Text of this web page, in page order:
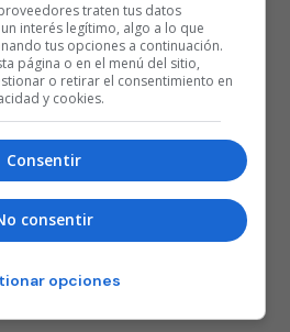
traten tus datos
interés legítimo, algo a lo que
tus opciones a continuación.
página o en el menú del sitio,
o retirar el consentimiento en
y cookies.
Consentir
consentir
opciones